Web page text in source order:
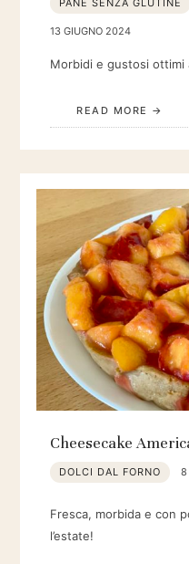
13 GIUGNO 2024
Morbidi e gustosi ottimi
READ MORE
Cheesecake
DOLCI DAL FORNO 8
Fresca, morbida e con
l’estate!